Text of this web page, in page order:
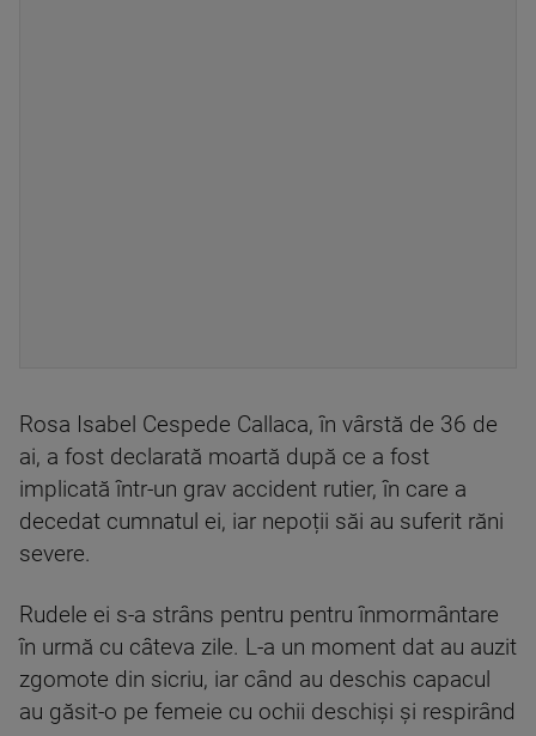
Rosa Isabel Cespede Callaca, în vârstă de 36 de
ai, a fost declarată moartă după ce a fost
implicată într-un grav accident rutier, în care a
decedat cumnatul ei, iar nepoții săi au suferit răni
severe.
Rudele ei s-a strâns pentru pentru înmormântare
în urmă cu câteva zile. L-a un moment dat au auzit
zgomote din sicriu, iar când au deschis capacul
au găsit-o pe femeie cu ochii deschiși și respirând